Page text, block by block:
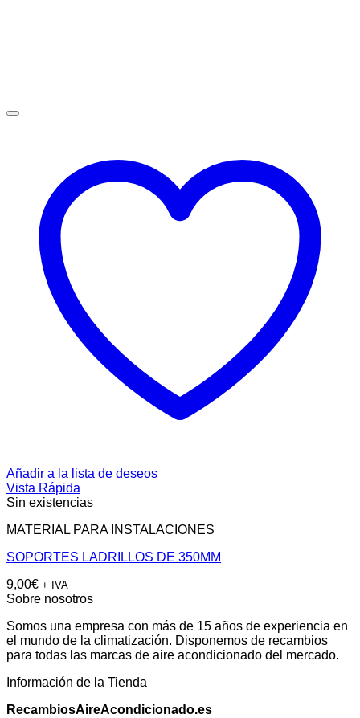
Añadir a la lista de deseos
Vista Rápida
Sin existencias
MATERIAL PARA INSTALACIONES
SOPORTES LADRILLOS DE 350MM
9,00€ + IVA
Sobre nosotros
Somos una empresa con más de 15 años de experiencia en
el mundo de la climatización. Disponemos de recambios
para todas las marcas de aire acondicionado del mercado.
Información de la Tienda
RecambiosAireAcondicionado.es